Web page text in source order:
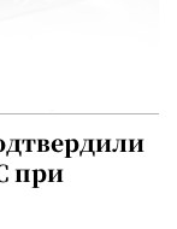
при